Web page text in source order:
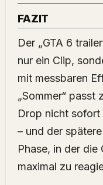
FAZIT
Der „GTA 6
nur ein Clip,
mit messbaren
„Sommer“ passt
Drop nicht
– und der
Phase, in der die
maximal zu